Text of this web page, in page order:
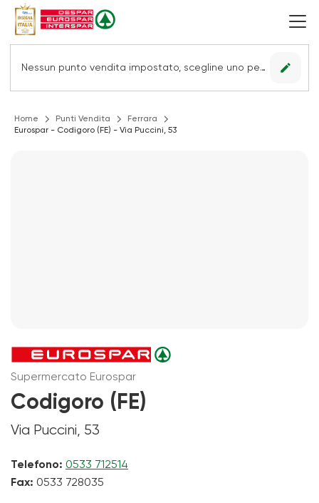
Nessun punto vendita impostato, scegline uno per vedere le offerte. edit
Home Punti Vendita
Ferrara
Eurospar - Codigoro (FE) - Via Puccini, 53
Supermercato Eurospar
Codigoro (FE)
Via Puccini, 53
Telefono: 0533 712514
Fax: 0533 728035